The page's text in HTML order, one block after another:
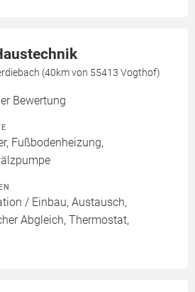
(40km von 55413 Vogthof)
Bewertung
Fußbodenheizung,
/ Einbau, Austausch,
Abgleich, Thermostat,